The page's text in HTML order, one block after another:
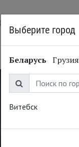
лекторий в кино
Выберите город
Беларусь Грузия
Витебск